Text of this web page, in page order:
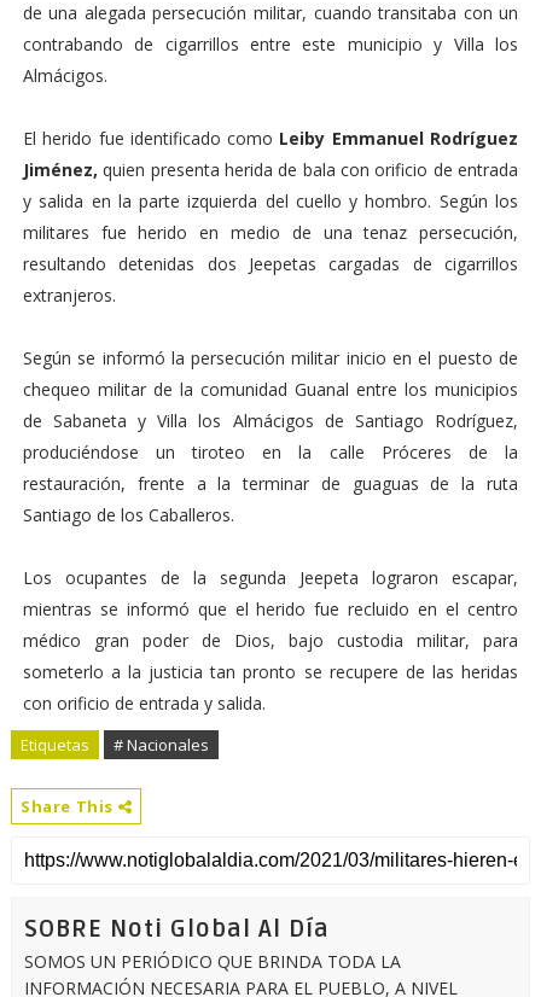
de una alegada persecución militar, cuando transitaba con un
contrabando de cigarrillos entre este municipio y Villa los
Almácigos.
El herido fue identificado como Leiby Emmanuel Rodríguez
Jiménez, quien presenta herida de bala con orificio de entrada
y salida en la parte izquierda del cuello y hombro. Según los
militares fue herido en medio de una tenaz persecución,
resultando detenidas dos Jeepetas cargadas de cigarrillos
extranjeros.
Según se informó la persecución militar inicio en el puesto de
chequeo militar de la comunidad Guanal entre los municipios
de Sabaneta y Villa los Almácigos de Santiago Rodríguez,
produciéndose un tiroteo en la calle Próceres de la
restauración, frente a la terminar de guaguas de la ruta
Santiago de los Caballeros.
Los ocupantes de la segunda Jeepeta lograron escapar,
mientras se informó que el herido fue recluido en el centro
médico gran poder de Dios, bajo custodia militar, para
someterlo a la justicia tan pronto se recupere de las heridas
con orificio de entrada y salida.
Etiquetas # Nacionales
Share This
SOBRE Noti Global Al Día
SOMOS UN PERIÓDICO QUE BRINDA TODA LA
INFORMACIÓN NECESARIA PARA EL PUEBLO, A NIVEL